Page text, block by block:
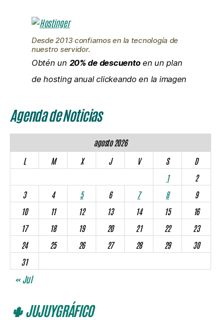
Desde 2013 confiamos en la tecnología de
nuestro servidor.
Obtén un 20% de descuentoen un plan
de hosting anual clickeando en la imagen
Agenda de Noticias
agosto 2026
L
M X J V S
D
1
2
3
4 5 6 7 8
9
10
11 12 13 14 15
16
17
18 19 20 21 22
23
24
25 26 27 28 29
30
31
« Jul
🌵 JUJUYGRÁFICO